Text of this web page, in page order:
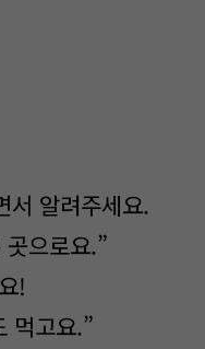
서 알려주세요.
으로요.”
!
먹고요.”